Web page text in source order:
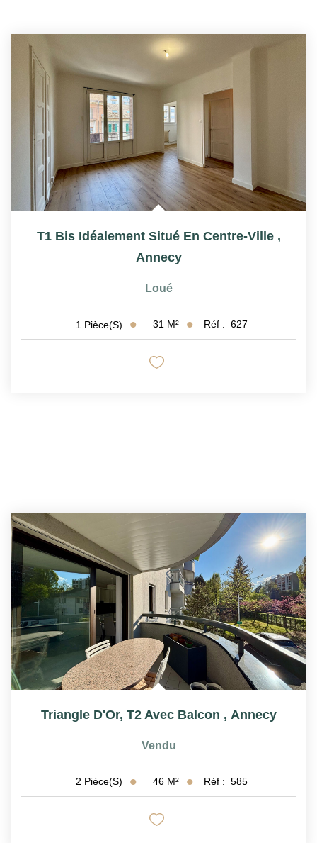
T1 Bis Idéalement Situé En Centre-Ville ,
Annecy
Loué
1 Pièce(s) 31 M² Réf : 627
Triangle D'Or, T2 Avec Balcon , Annecy
Vendu
2 Pièce(s) 46 M² Réf : 585